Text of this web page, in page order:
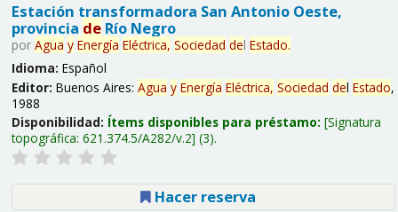
Estación transformadora San Antonio Oeste,
provincia deRío Negro
por Agua y Energía Eléctrica, Sociedad del Estado.
Idioma: Español
Editor: Buenos Aires: Agua y Energía Eléctrica, Sociedad del Estado,
1988
Disponibilidad: Ítems disponibles para préstamo: Signatura
topográfica: 621.374.5/A282/v.2 (3).
Hacer reserva